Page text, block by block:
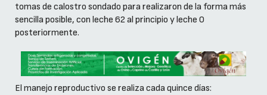
tomas de calostro sondado para realizaron de la forma más
sencilla posible, con leche 62 al principio y leche 0
posteriormente.
El manejo reproductivo se realiza cada quince días: